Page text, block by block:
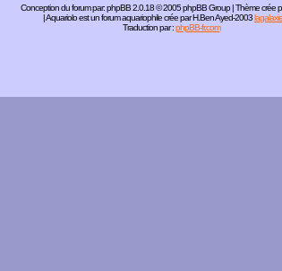
Conception du forum par:phpBB2.0.18 © 2005 phpBB Group | Thème crée
| Aquariolo est un forum aquariophile crée par H.Ben Ayed-2003
Traduction par :phpBB-fr.com